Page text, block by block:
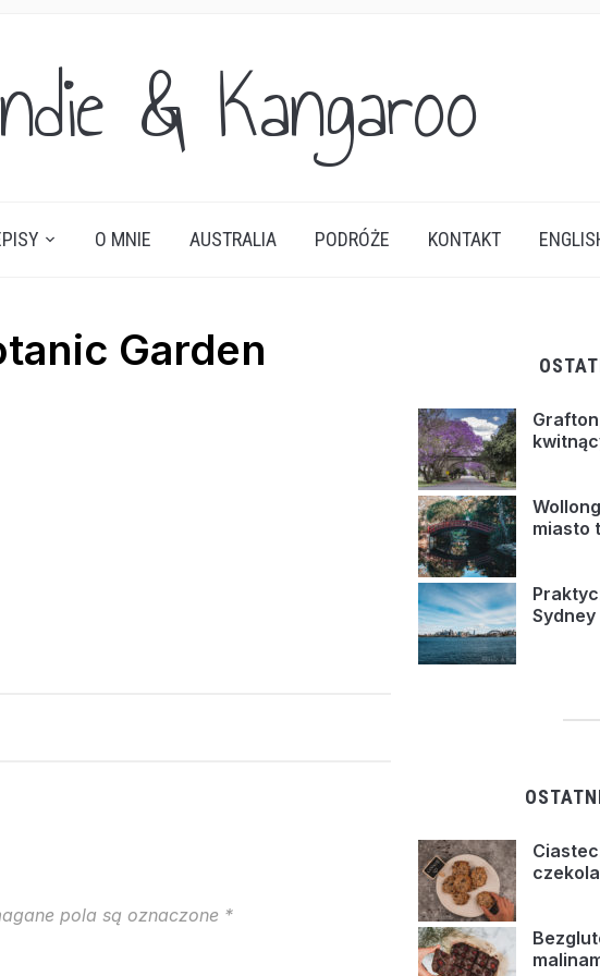
& Kangaroo
O MNIE AUSTRALIA PODRÓŻE KONTAKT
Garden
pola są oznaczone *
miasto
Sydney